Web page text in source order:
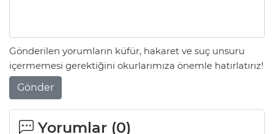
Gönderilen yorumların küfür, hakaret ve suç unsuru
içermemesi gerektiğini okurlarımıza önemle hatırlatırız!
Gönder
Yorumlar (0)